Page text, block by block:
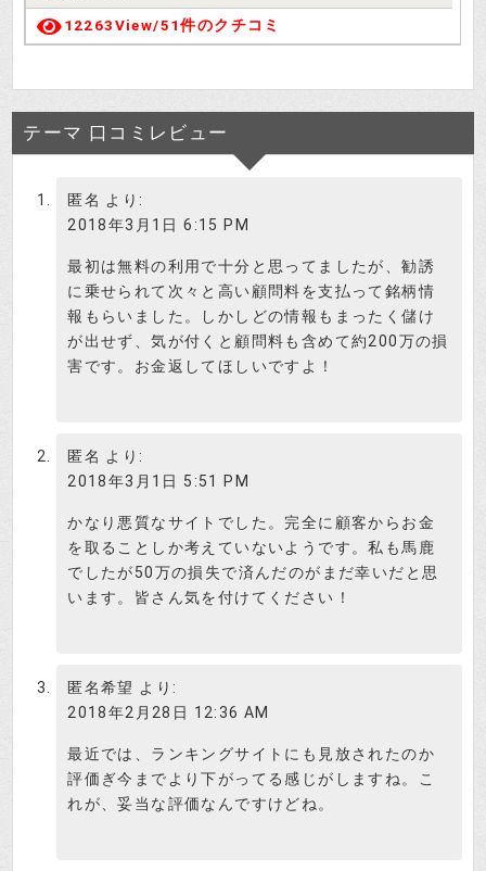
詐欺サイトがお勧めランキング10位
で高評価なのね。呆れてものが言え
ないわ。ここに名前が挙がってる10
投資はじめ
関東財務局から警告を受けるような
詐欺サイトが高評価な訳無いですか
ら、そういう事になりますね。最近
警告を受けたばかりのＮＳＴは3位で
検証さつき
監督官庁が動くような違法性の高い
ね。
テーマ(Theme)のクチコミ
ろ、買ってすぐ株価は下落を始めました。怖くな
って担当者に電話したのですが、大丈夫だから様
子を見ましょう、と言うので売らずにいたら、完
12263View/51件のクチコミ
テーマ 口コミレビュー
匿名 より:
2018年3月1日 6:15 PM
最初は無料の利用で十分と思ってましたが、勧誘
に乗せられて次々と高い顧問料を支払って銘柄情
報もらいました。しかしどの情報もまったく儲け
が出せず、気が付くと顧問料も含めて約200万の損
害です。お金返してほしいですよ！
匿名 より:
2018年3月1日 5:51 PM
かなり悪質なサイトでした。完全に顧客からお金
を取ることしか考えていないようです。私も馬鹿
でしたが50万の損失で済んだのがまだ幸いだと思
います。皆さん気を付けてください！
匿名希望 より:
2018年2月28日 12:36 AM
最近では、ランキングサイトにも見放されたのか
評価ぎ今までより下がってる感じがしますね。こ
れが、妥当な評価なんですけどね。